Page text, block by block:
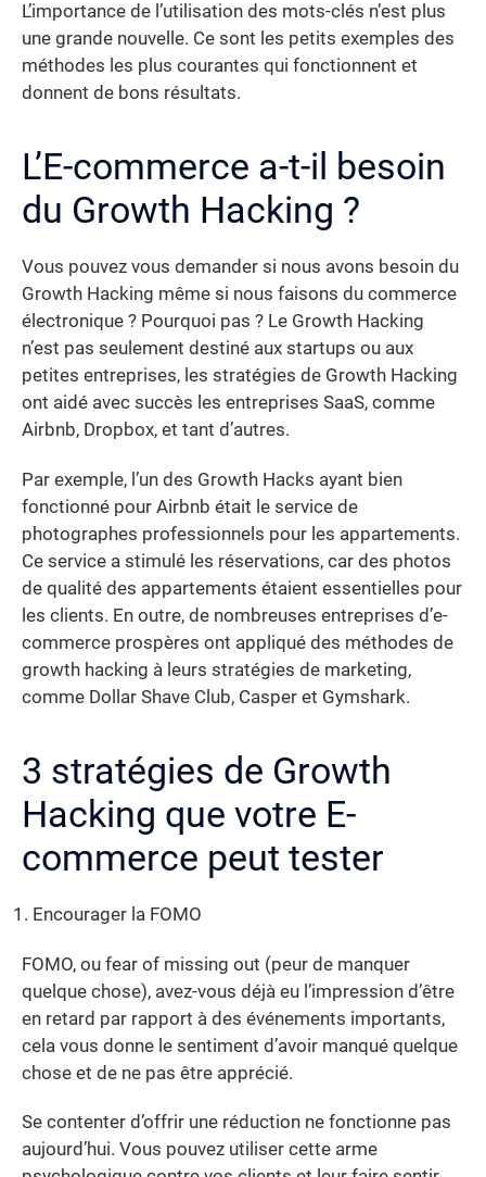
L’importance de l’utilisation des mots-clés n’est plus
une grande nouvelle. Ce sont les petits exemples des
méthodes les plus courantes qui fonctionnent et
donnent de bons résultats.
L’E-commerce a-t-il besoin
du Growth Hacking ?
Vous pouvez vous demander si nous avons besoin du
Growth Hacking même si nous faisons du commerce
électronique ? Pourquoi pas ? Le Growth Hacking
n’est pas seulement destiné aux startups ou aux
petites entreprises, les stratégies de Growth Hacking
ont aidé avec succès les entreprises SaaS, comme
Airbnb, Dropbox, et tant d’autres.
Par exemple, l’un des Growth Hacks ayant bien
fonctionné pour Airbnb était le service de
photographes professionnels pour les appartements.
Ce service a stimulé les réservations, car des photos
de qualité des appartements étaient essentielles pour
les clients. En outre, de nombreuses entreprises d’e-
commerce prospères ont appliqué des méthodes de
growth hacking à leurs stratégies de marketing,
comme Dollar Shave Club, Casper et Gymshark.
3 stratégies de Growth
Hacking que votre E-
commerce peut tester
Encourager la FOMO
FOMO, ou fear of missing out (peur de manquer
quelque chose), avez-vous déjà eu l’impression d’être
en retard par rapport à des événements importants,
cela vous donne le sentiment d’avoir manqué quelque
chose et de ne pas être apprécié.
Se contenter d’offrir une réduction ne fonctionne pas
aujourd’hui. Vous pouvez utiliser cette arme